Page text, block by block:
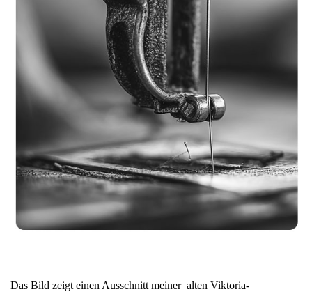
Das Bild zeigt einen Ausschnitt meiner alten Viktoria-